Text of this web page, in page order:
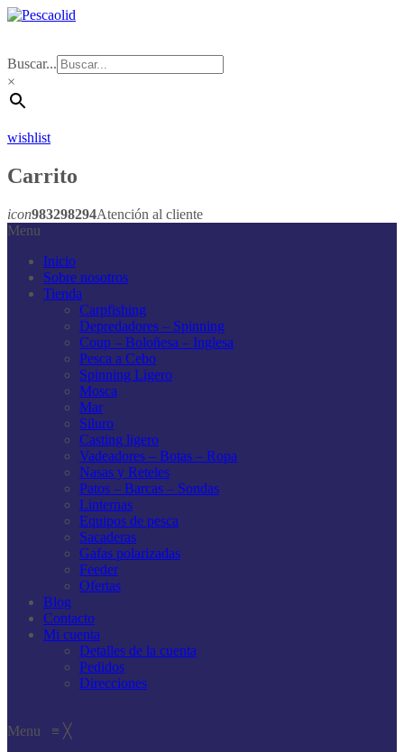
Buscar...
×
wishlist
Carrito
icon983298294Atención al cliente
Menu
Inicio
Sobre nosotros
Tienda
Carpfishing
Depredadores – Spinning
Coup – Boloñesa – Inglesa
Pesca a Cebo
Spinning Ligero
Mosca
Mar
Siluro
Casting ligero
Vadeadores – Botas – Ropa
Nasas y Reteles
Patos – Barcas – Sondas
Linternas
Equipos de pesca
Sacaderas
Gafas polarizadas
Feeder
Ofertas
Blog
Contacto
Mi cuenta
Detalles de la cuenta
Pedidos
Direcciones
Menu ≡ ╳